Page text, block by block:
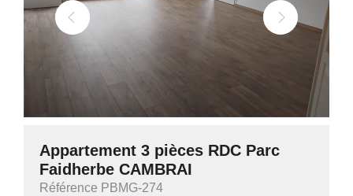
Appartement 3 pièces RDC Parc
Faidherbe CAMBRAI
Référence PBMG-274